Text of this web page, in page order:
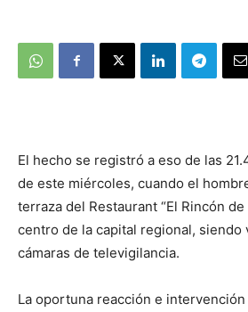
El hecho se registró a eso de las
de este miércoles, cuando el
terraza del Restaurant “El Rincón de
centro de la capital regional, siendo
cámaras de televigilancia.
La oportuna reacción e